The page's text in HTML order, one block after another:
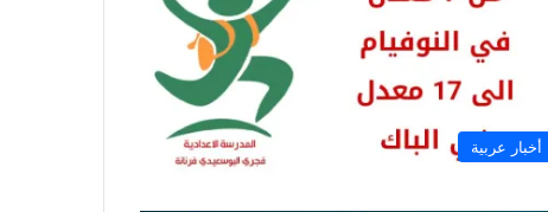
أخبار عربية